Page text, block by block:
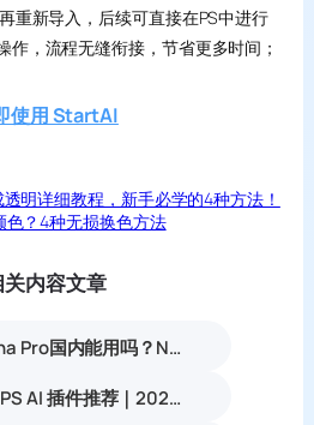
重新导入，后续可直接在PS中进行
作，流程无缝衔接，节省更多时间；
使用 StartAI
明详细教程，新手必学的4种方法！
色？4种无损换色方法
关内容文章
NanoBanana Pro国内能用吗？Nano banana使用教程
国内能用的 PS AI 插件推荐｜2026 4款AI插件最新实测